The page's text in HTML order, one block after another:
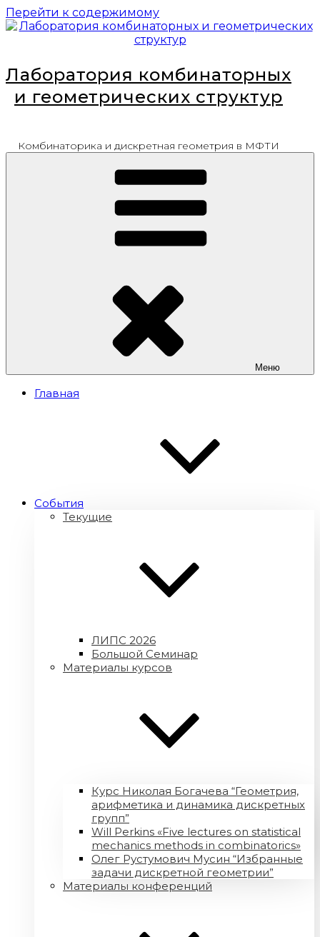
Перейти к содержимому
Лаборатория комбинаторных
и геометрических структур
Комбинаторика и дискретная геометрия в МФТИ
Меню
Главная
Cобытия
Текущие
ЛИПС 2026
Большой Семинар
Материалы курсов
Курс Николая Богачева “Геометрия,
арифметика и динамика дискретных
групп”
Will Perkins «Five lectures on statistical
mechanics methods in combinatorics»
Олег Рустумович Мусин “Избранные
задачи дискретной геометрии”
Материалы конференций